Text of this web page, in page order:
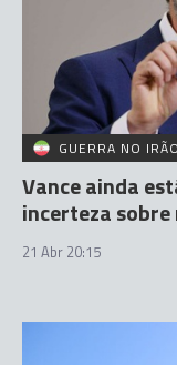
GUERRA NO IRÃO
Vance ainda
incerteza
21 Abr 20:15